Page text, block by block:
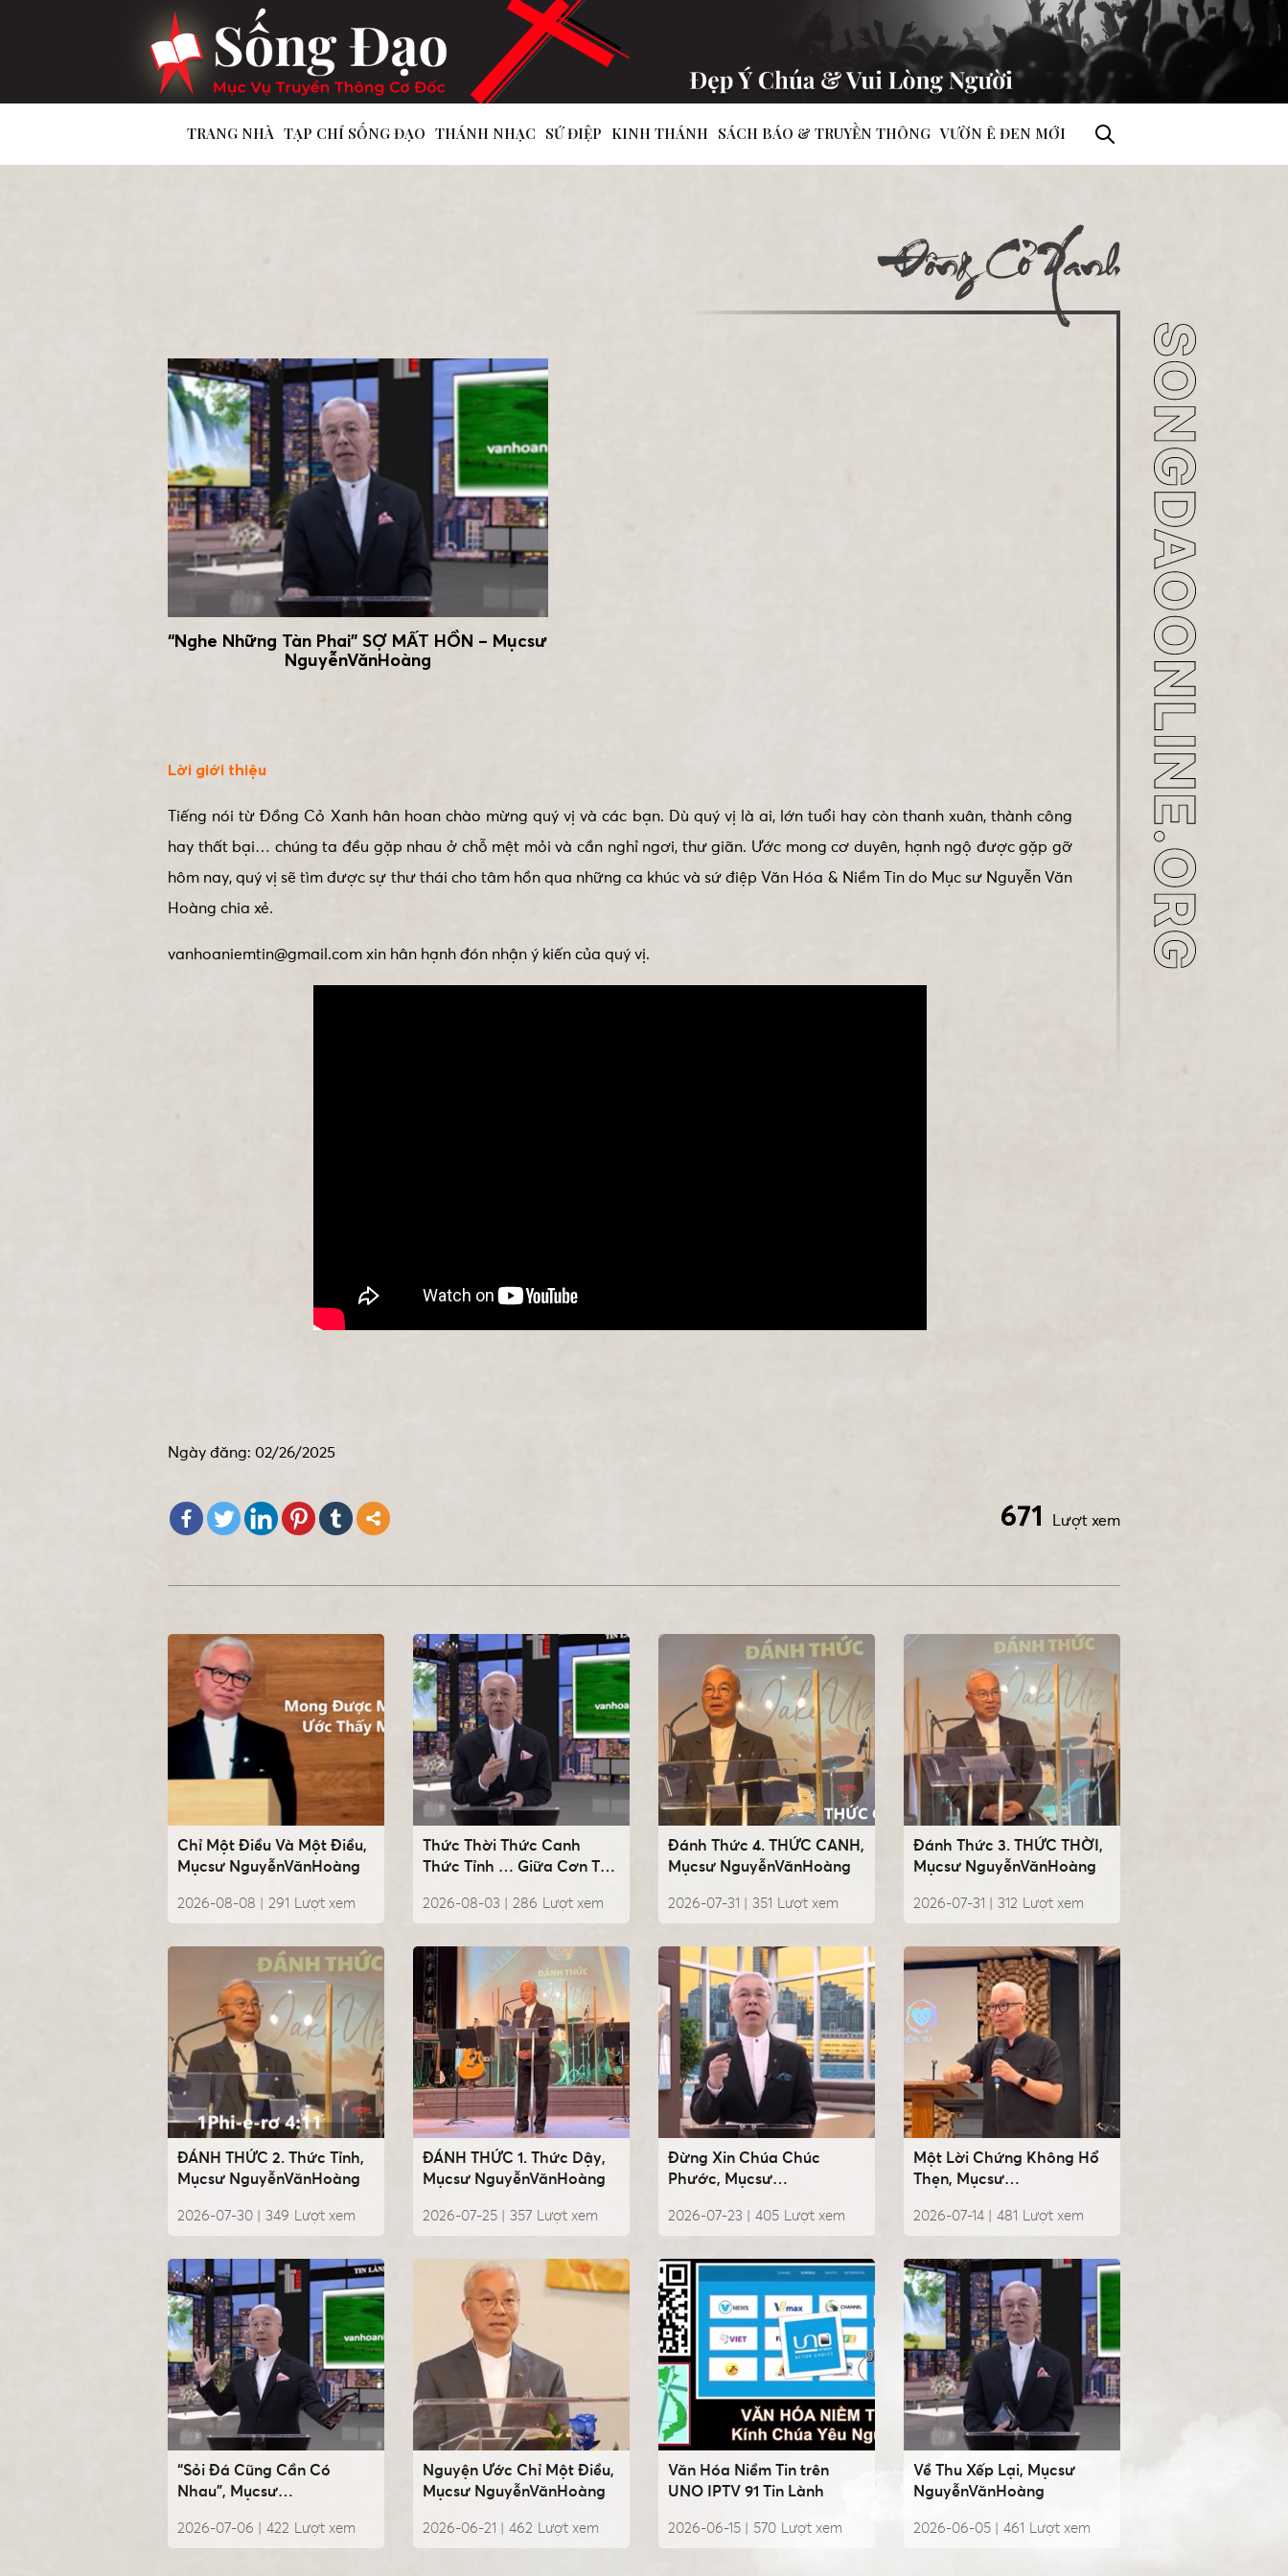
TRANG NHÀ TẠP CHÍ SỐNG ĐẠO THÁNH NHẠC SỨ ĐIỆP KINH THÁNH SÁCH BÁO & TRUYỀN THÔNG VƯỜN Ê ĐEN MỚI
Đồng Cỏ Xanh
“Nghe Những Tàn Phai” SỢ MẤT HỒN – Mụcsư
NguyễnVănHoàng
Lời giới thiệu
Tiếng nói từ Đồng Cỏ Xanh hân hoan chào mừng quý vị và các bạn. Dù quý vị là ai, lớn tuổi hay còn thanh xuân, thành công
hay thất bại… chúng ta đều gặp nhau ở chỗ mệt mỏi và cần nghỉ ngơi, thư giãn. Ước mong cơ duyên, hạnh ngộ được gặp gỡ
hôm nay, quý vị sẽ tìm được sự thư thái cho tâm hồn qua những ca khúc và sứ điệp Văn Hóa & Niềm Tin do Mục sư Nguyễn Văn
Hoàng chia xẻ.
vanhoaniemtin@gmail.com xin hân hạnh đón nhận ý kiến của quý vị.
Ngày đăng: 02/26/2025
Lượt xem
671
Chỉ Một Điều Và Một Điều,
Mụcsư NguyễnVănHoàng
2026-08-08 | Lượt xem
291
Thức Thời Thức Canh
Thức Tỉnh … Giữa Cơn Thử
NguyễnVănHoàng
2026-08-03 | Lượt xem
286
Đánh Thức 4. THỨC CANH,
Mụcsư NguyễnVănHoàng
2026-07-31 | Lượt xem
351
Đánh Thức 3. THỨC THỜI,
Mụcsư NguyễnVănHoàng
2026-07-31 | Lượt xem
312
ĐÁNH THỨC 2. Thức Tỉnh,
Mụcsư NguyễnVănHoàng
2026-07-30 | Lượt xem
349
ĐÁNH THỨC 1. Thức Dậy,
Mụcsư NguyễnVănHoàng
2026-07-25 | Lượt xem
357
Đừng Xin Chúa Chúc
Phước, Mụcsư
2026-07-23 | Lượt xem
405
Một Lời Chứng Không Hổ
Thẹn, Mụcsư
2026-07-14 | Lượt xem
481
“Sỏi Đá Cũng Cần Có
Nhau”, Mụcsư
2026-07-06 | Lượt xem
422
Nguyện Ước Chỉ Một Điều,
Mụcsư NguyễnVănHoàng
2026-06-21 | Lượt xem
462
Văn Hóa Niềm Tin trên
UNO IPTV 91 Tin Lành
2026-06-15 | Lượt xem
570
Về Thu Xếp Lại, Mụcsư
NguyễnVănHoàng
2026-06-05 | Lượt xem
461